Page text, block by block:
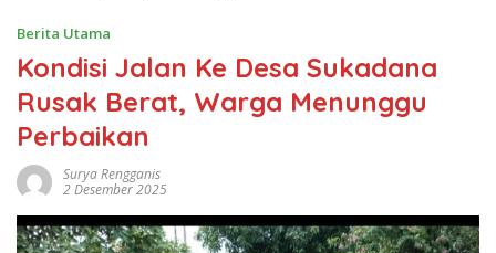
Berita Utama
Kondisi Jalan Ke Desa Sukadana
Rusak Berat, Warga Menunggu
Perbaikan
Surya Rengganis
2 Desember 2025